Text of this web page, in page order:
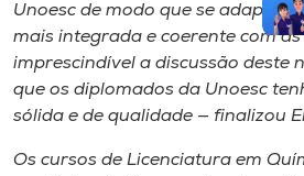
Unoesc de modo que se adapte a
mais integrada e coerente com
imprescindível a discussão deste
que os diplomados da Unoesc
sólida e de qualidade — finalizou
Os cursos de Licenciatura em